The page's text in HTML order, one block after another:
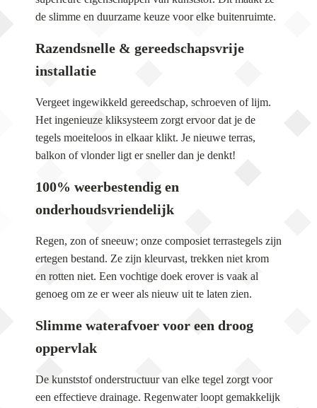
de slimme en duurzame keuze voor elke buitenruimte.
Razendsnelle & gereedschapsvrije
installatie
Vergeet ingewikkeld gereedschap, schroeven of lijm.
Het ingenieuze kliksysteem zorgt ervoor dat je de
tegels moeiteloos in elkaar klikt. Je nieuwe terras,
balkon of vlonder ligt er sneller dan je denkt!
100% weerbestendig en
onderhoudsvriendelijk
Regen, zon of sneeuw; onze composiet terrastegels zijn
ertegen bestand. Ze zijn kleurvast, trekken niet krom
en rotten niet. Een vochtige doek erover is vaak al
genoeg om ze er weer als nieuw uit te laten zien.
Slimme waterafvoer voor een droog
oppervlak
De kunststof onderstructuur van elke tegel zorgt voor
een effectieve drainage. Regenwater loopt gemakkelijk